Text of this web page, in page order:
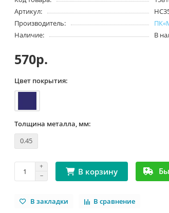
Артикул:
Производитель:
Наличие:
В
570р.
Цвет покрытия:
Толщина металла, мм:
0.45
В корзину
В закладки В сравнение